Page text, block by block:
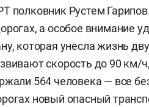
полковник Рустем
а особое внимание
которая унесла жизнь
скорость до 90 км/
564 человека — все
новый опасный